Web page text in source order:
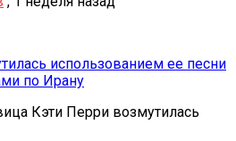
использованием ее песни
по Ирану
Кэти Перри возмутилась